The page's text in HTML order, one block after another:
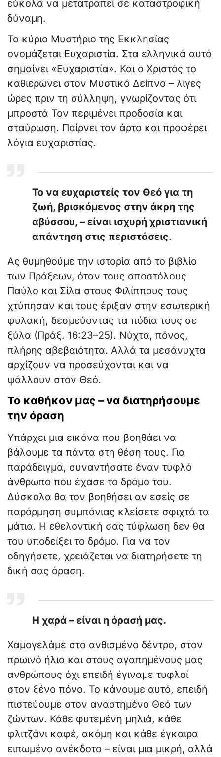
εύκολα να μετατραπεί σε καταστροφική
δύναμη.
Το κύριο Μυστήριο της Εκκλησίας
ονομάζεται Ευχαριστία. Στα ελληνικά αυτό
σημαίνει «Ευχαριστία». Και ο Χριστός το
καθιερώνει στον Μυστικό Δείπνο – λίγες
ώρες πριν τη σύλληψη, γνωρίζοντας ότι
μπροστά Τον περιμένει προδοσία και
σταύρωση. Παίρνει τον άρτο και προφέρει
λόγια ευχαριστίας.
Το να ευχαριστείς τον Θεό για τη
ζωή, βρισκόμενος στην άκρη της
αβύσσου, – είναι ισχυρή χριστιανική
απάντηση στις περιστάσεις.
Ας θυμηθούμε την ιστορία από το βιβλίο
των Πράξεων, όταν τους αποστόλους
Παύλο και Σίλα στους Φιλίππους τους
χτύπησαν και τους έριξαν στην εσωτερική
φυλακή, δεσμεύοντας τα πόδια τους σε
ξύλα (Πράξ. 16:23–25). Νύχτα, πόνος,
πλήρης αβεβαιότητα. Αλλά τα μεσάνυχτα
αρχίζουν να προσεύχονται και να
ψάλλουν στον Θεό.
Το καθήκον μας – να διατηρήσουμε
την όραση
Υπάρχει μια εικόνα που βοηθάει να
βάλουμε τα πάντα στη θέση τους. Για
παράδειγμα, συναντήσατε έναν τυφλό
άνθρωπο που έχασε το δρόμο του.
Δύσκολα θα τον βοηθήσει αν εσείς σε
παρόρμηση συμπόνιας κλείσετε σφιχτά τα
μάτια. Η εθελοντική σας τύφλωση δεν θα
του υποδείξει το δρόμο. Για να τον
οδηγήσετε, χρειάζεται να διατηρήσετε τη
δική σας όραση.
Η χαρά – είναι η όρασή μας.
Χαμογελάμε στο ανθισμένο δέντρο, στον
πρωινό ήλιο και στους αγαπημένους μας
ανθρώπους όχι επειδή έγιναμε τυφλοί
στον ξένο πόνο. Το κάνουμε αυτό, επειδή
πιστεύουμε στον αναστημένο Θεό των
ζώντων. Κάθε φυτεμένη μηλιά, κάθε
φλιτζάνι καφέ, ακόμη και κάθε έγκαιρα
ειπωμένο ανέκδοτο – είναι μια μικρή, αλλά